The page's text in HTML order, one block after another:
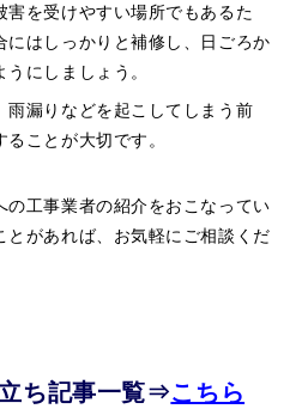
害を受けやすい場所でもあるた
にはしっかりと補修し、日ごろか
にしましょう。
雨漏りなどを起こしてしまう前
ことが大切です。
の工事業者の紹介をおこなってい
とがあれば、お気軽にご相談くだ
ち記事一覧⇒こちら